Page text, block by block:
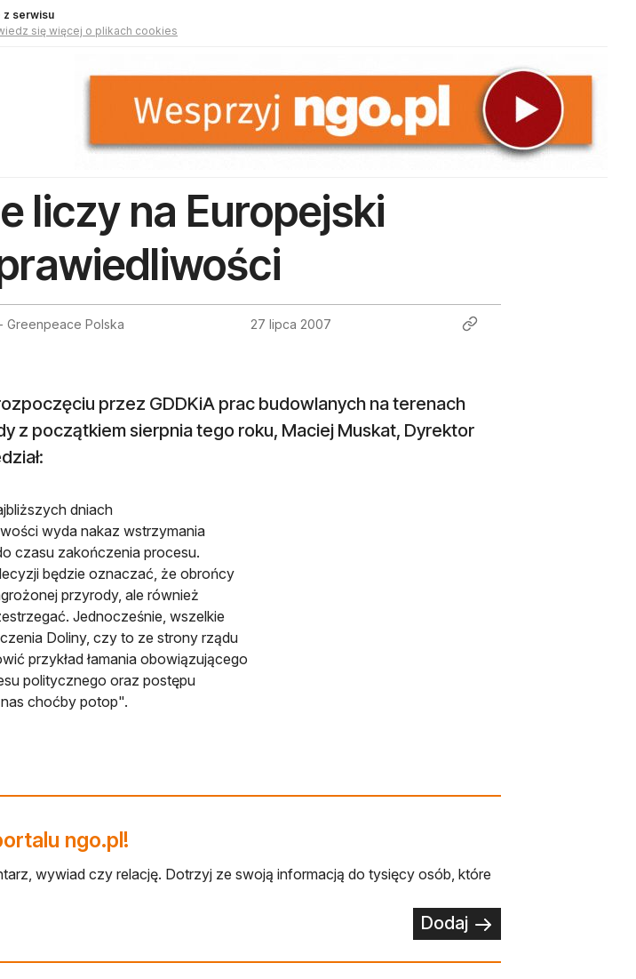
z serwisu
się więcej o plikach cookies
liczy na Europejski
Greenpeace Polska 27 lipca 2007
przez GDDKiA prac budowlanych na terenach
z początkiem sierpnia tego roku, Maciej Muskat, Dyrektor
dniach
wyda nakaz wstrzymania
czasu zakończenia procesu.
będzie oznaczać, że obrońcy
przyrody, ale również
Jednocześnie, wszelkie
Doliny, czy to ze strony rządu
przykład łamania obowiązującego
politycznego oraz postępu
choćby potop".
ngo.pl!
wywiad czy relację. Dotrzyj ze swoją informacją do tysięcy osób, które
Dodaj